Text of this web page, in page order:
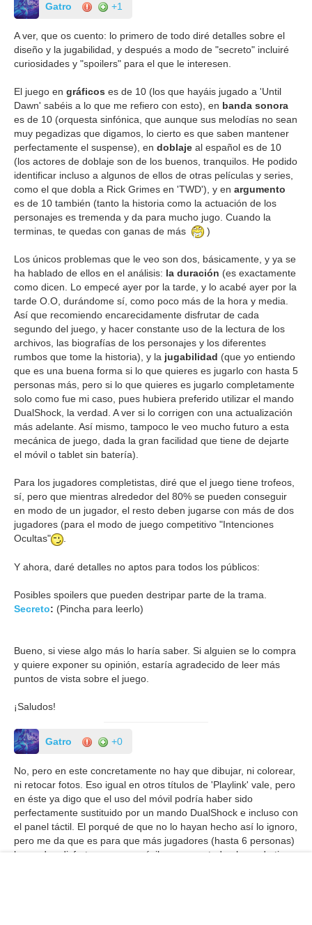
Gatro +1
A ver, que os cuento: lo primero de todo diré detalles sobre el
diseño y la jugabilidad, y después a modo de "secreto" incluiré
curiosidades y "spoilers" para el que le interesen.
El juego en gráficos es de 10 (los que hayáis jugado a 'Until
Dawn' sabéis a lo que me refiero con esto), en banda sonora
es de 10 (orquesta sinfónica, que aunque sus melodías no sean
muy pegadizas que digamos, lo cierto es que saben mantener
perfectamente el suspense), en doblajeal español es de 10
(los actores de doblaje son de los buenos, tranquilos. He podido
identificar incluso a algunos de ellos de otras películas y series,
como el que dobla a Rick Grimes en 'TWD'), y en argumento
es de 10 también (tanto la historia como la actuación de los
personajes es tremenda y da para mucho jugo. Cuando la
terminas, te quedas con ganas de más
)
Los únicos problemas que le veo son dos, básicamente, y ya se
ha hablado de ellos en el análisis: la duración (es exactamente
como dicen. Lo empecé ayer por la tarde, y lo acabé ayer por la
tarde O.O, durándome sí, como poco más de la hora y media.
Así que recomiendo encarecidamente disfrutar de cada
segundo del juego, y hacer constante uso de la lectura de los
archivos, las biografías de los personajes y los diferentes
rumbos que tome la historia), y la jugabilidad (que yo entiendo
que es una buena forma si lo que quieres es jugarlo con hasta 5
personas más, pero si lo que quieres es jugarlo completamente
solo como fue mi caso, pues hubiera preferido utilizar el mando
DualShock, la verdad. A ver si lo corrigen con una actualización
más adelante. Así mismo, tampoco le veo mucho futuro a esta
mecánica de juego, dada la gran facilidad que tiene de dejarte
el móvil o tablet sin batería).
Para los jugadores completistas, diré que el juego tiene trofeos,
sí, pero que mientras alrededor del 80% se pueden conseguir
en modo de un jugador, el resto deben jugarse con más de dos
jugadores (para el modo de juego competitivo "Intenciones
Ocultas"
.
Y ahora, daré detalles no aptos para todos los públicos:
Posibles spoilers que pueden destripar parte de la trama.
Secreto: (Pincha para leerlo)
Bueno, si viese algo más lo haría saber. Si alguien se lo compra
y quiere exponer su opinión, estaría agradecido de leer más
puntos de vista sobre el juego.
¡Saludos!
Gatro +0
No, pero en este concretamente no hay que dibujar, ni colorear,
ni retocar fotos. Eso igual en otros títulos de 'Playlink' vale, pero
en éste ya digo que el uso del móvil podría haber sido
perfectamente sustituido por un mando DualShock e incluso con
el panel táctil. El porqué de que no lo hayan hecho así lo ignoro,
pero me da que es para que más jugadores (hasta 6 personas)
lo puedan disfrutar con sus móviles, ya que todo el mundo tiene